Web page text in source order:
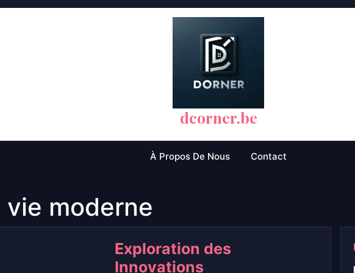
dcorner.be
À Propos De Nous Contact
vie moderne
Exploration des
Innovations